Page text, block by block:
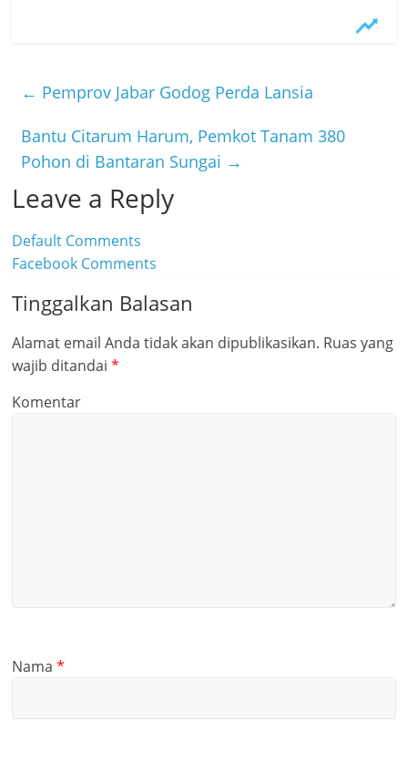
b
o
o
k
← Pemprov Jabar Godog Perda Lansia
Bantu Citarum Harum, Pemkot Tanam 380
Pohon di Bantaran Sungai →
Leave a Reply
Default Comments
Facebook Comments
Tinggalkan Balasan
Alamat email Anda tidak akan dipublikasikan. Ruas yang
wajib ditandai*
Komentar
Nama*